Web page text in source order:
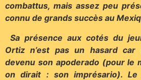
combattus, mais assez peu
connu de grands succès au
Sa présence aux cotés du
Ortiz n’est pas un hasard
devenu son apoderado (pour le
on dirait : son imprésario).